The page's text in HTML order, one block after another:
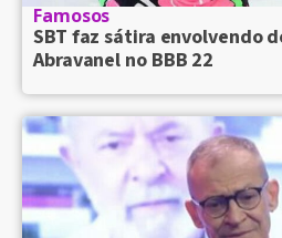
Famosos
SBT faz sátira envolvendo
Abravanel no BBB 22